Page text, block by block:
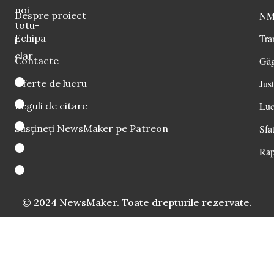
noi
totu-
i
clar
Despre proiect
Echipa
Contacte
Oferte de lucru
Reguli de citare
Susțineți NewsMaker pe Patreon
© 2024 NewsMaker. Toate drepturile rezervate.